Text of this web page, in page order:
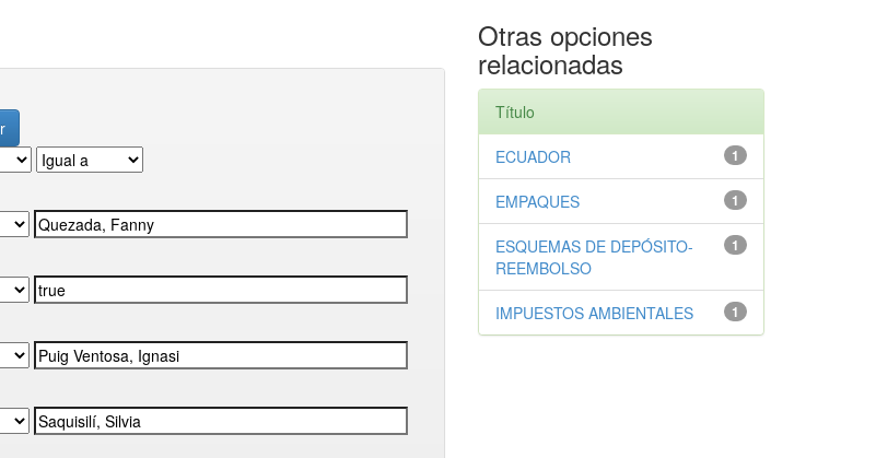
Otras opciones
relacionadas
Título
1
ECUADOR
1
EMPAQUES
1
ESQUEMAS DE DEPÓSITO-
REEMBOLSO
1
IMPUESTOS AMBIENTALES